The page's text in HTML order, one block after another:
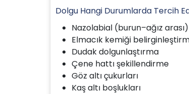
Dolgu Hangi Durumlarda Tercih
Nazolabial (burun–ağız
Elmacık kemiği
Dudak dolgunlaştırma
Çene hattı şekillendirme
Göz altı çukurları
Kaş altı boşlukları